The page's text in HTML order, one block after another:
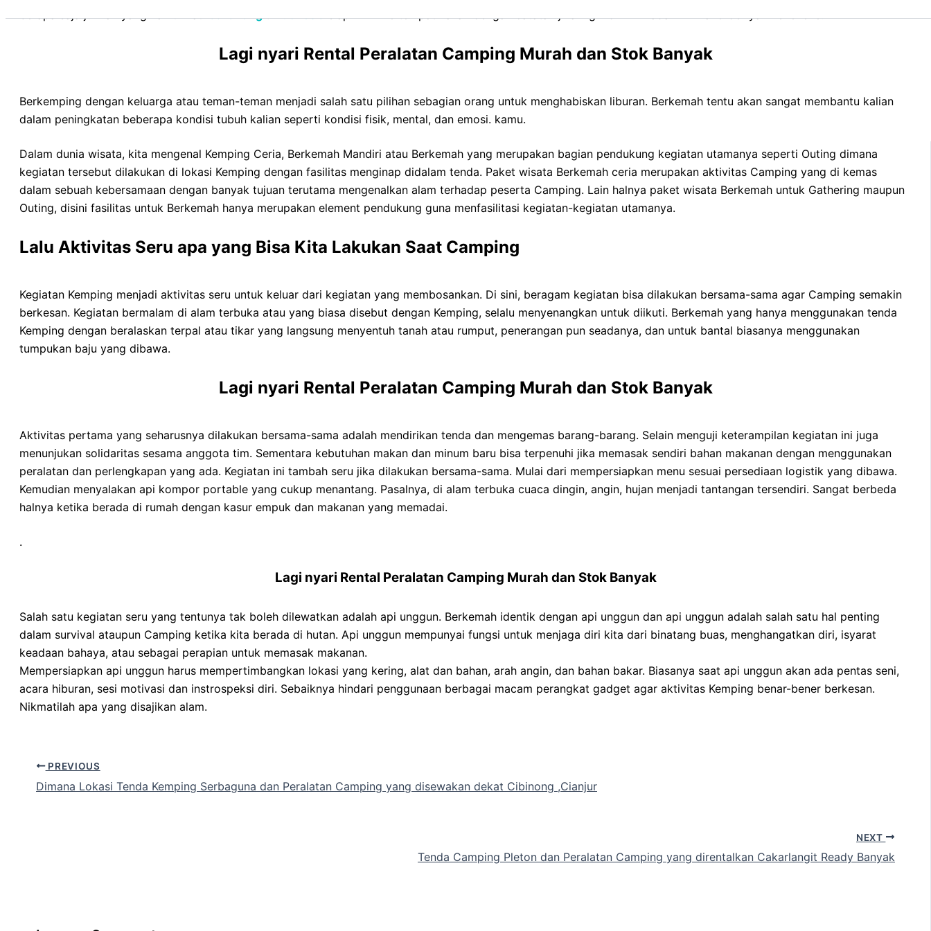
berapa saja jumlah yang kamu MauCakarlangit Indonesiasiap kirim ke tempat kalian dengan catatan jika ingin di kirim ada minimal order yah hehehehe.
Lagi nyari Rental Peralatan Camping Murah dan Stok Banyak
Berkemping dengan keluarga atau teman-teman menjadi salah satu pilihan sebagian orang untuk menghabiskan liburan. Berkemah tentu akan sangat membantu kalian
dalam peningkatan beberapa kondisi tubuh kalian seperti kondisi fisik, mental, dan emosi. kamu.
Dalam dunia wisata, kita mengenal Kemping Ceria, Berkemah Mandiri atau Berkemah yang merupakan bagian pendukung kegiatan utamanya seperti Outing dimana
kegiatan tersebut dilakukan di lokasi Kemping dengan fasilitas menginap didalam tenda. Paket wisata Berkemah ceria merupakan aktivitas Camping yang di kemas
dalam sebuah kebersamaan dengan banyak tujuan terutama mengenalkan alam terhadap peserta Camping. Lain halnya paket wisata Berkemah untuk Gathering maupun
Outing, disini fasilitas untuk Berkemah hanya merupakan element pendukung guna menfasilitasi kegiatan-kegiatan utamanya.
Lalu Aktivitas Seru apa yang Bisa Kita Lakukan Saat Camping
Kegiatan Kemping menjadi aktivitas seru untuk keluar dari kegiatan yang membosankan. Di sini, beragam kegiatan bisa dilakukan bersama-sama agar Camping semakin
berkesan. Kegiatan bermalam di alam terbuka atau yang biasa disebut dengan Kemping, selalu menyenangkan untuk diikuti. Berkemah yang hanya menggunakan tenda
Kemping dengan beralaskan terpal atau tikar yang langsung menyentuh tanah atau rumput, penerangan pun seadanya, dan untuk bantal biasanya menggunakan
tumpukan baju yang dibawa.
Lagi nyari Rental Peralatan Camping Murah dan Stok Banyak
Aktivitas pertama yang seharusnya dilakukan bersama-sama adalah mendirikan tenda dan mengemas barang-barang. Selain menguji keterampilan kegiatan ini juga
menunjukan solidaritas sesama anggota tim. Sementara kebutuhan makan dan minum baru bisa terpenuhi jika memasak sendiri bahan makanan dengan menggunakan
peralatan dan perlengkapan yang ada. Kegiatan ini tambah seru jika dilakukan bersama-sama. Mulai dari mempersiapkan menu sesuai persediaan logistik yang dibawa.
Kemudian menyalakan api kompor portable yang cukup menantang. Pasalnya, di alam terbuka cuaca dingin, angin, hujan menjadi tantangan tersendiri. Sangat berbeda
halnya ketika berada di rumah dengan kasur empuk dan makanan yang memadai.
.
Lagi nyari Rental Peralatan Camping Murah dan Stok Banyak
Salah satu kegiatan seru yang tentunya tak boleh dilewatkan adalah api unggun. Berkemah identik dengan api unggun dan api unggun adalah salah satu hal penting
dalam survival ataupun Camping ketika kita berada di hutan. Api unggun mempunyai fungsi untuk menjaga diri kita dari binatang buas, menghangatkan diri, isyarat
keadaan bahaya, atau sebagai perapian untuk memasak makanan.
Mempersiapkan api unggun harus mempertimbangkan lokasi yang kering, alat dan bahan, arah angin, dan bahan bakar. Biasanya saat api unggun akan ada pentas seni,
acara hiburan, sesi motivasi dan instrospeksi diri. Sebaiknya hindari penggunaan berbagai macam perangkat gadget agar aktivitas Kemping benar-bener berkesan.
Nikmatilah apa yang disajikan alam.
PREVIOUS
Dimana Lokasi Tenda Kemping Serbaguna dan Peralatan Camping yang disewakan dekat Cibinong ,Cianjur
NEXT
Tenda Camping Pleton dan Peralatan Camping yang direntalkan Cakarlangit Ready Banyak